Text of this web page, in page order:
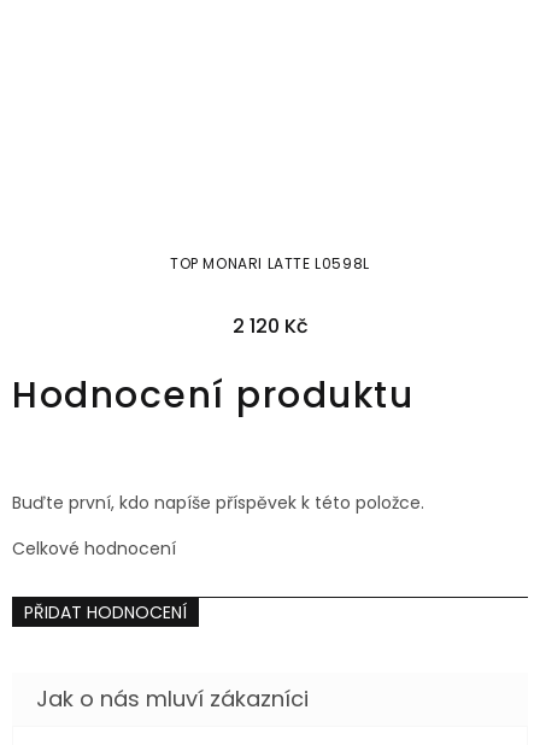
TOP MONARI LATTE L0598L
2 120 Kč
Hodnocení produktu
Buďte první, kdo napíše příspěvek k této položce.
Celkové hodnocení
PŘIDAT HODNOCENÍ